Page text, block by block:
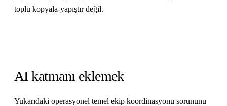
toplu kopyala-yapıştır değil.
AI katmanı eklemek
Yukarıdaki operasyonel temel ekip koordinasyonu sorununu